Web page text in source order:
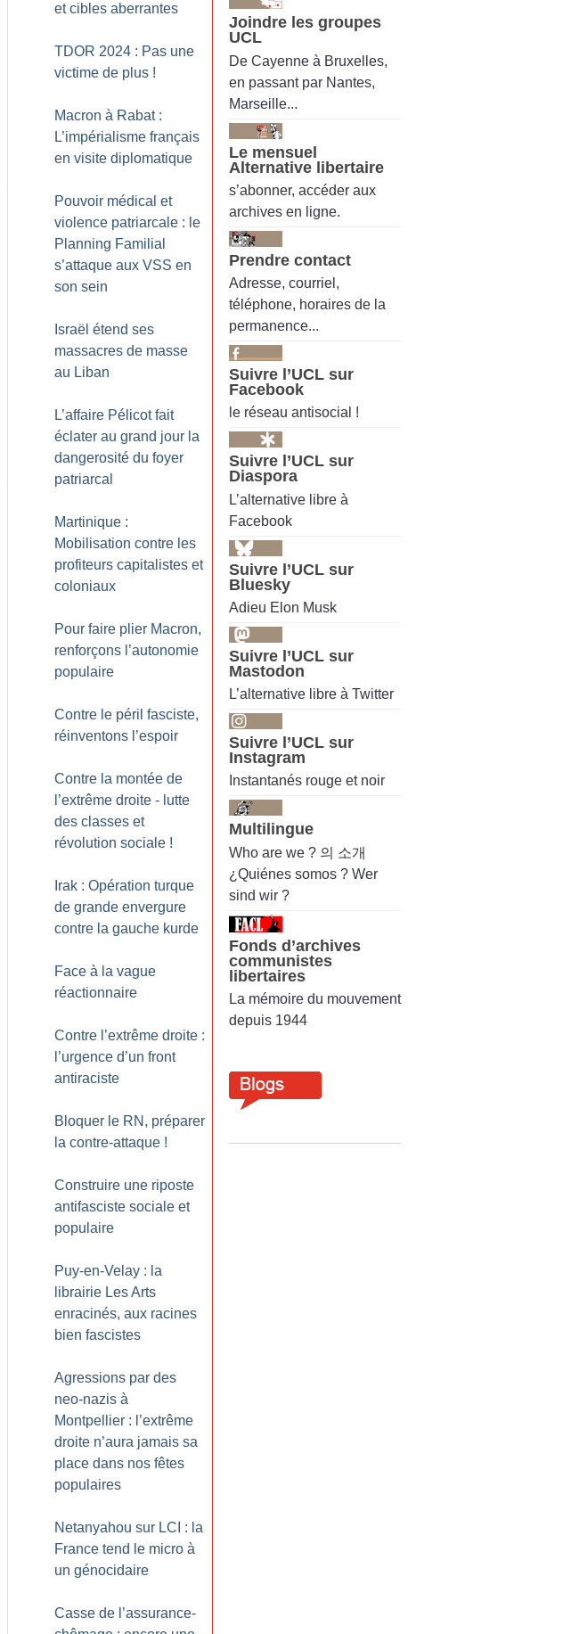
et cibles aberrantes
TDOR 2024 : Pas une
victime de plus !
Macron à Rabat :
L’impérialisme français
en visite diplomatique
Pouvoir médical et
violence patriarcale : le
Planning Familial
s’attaque aux VSS en
son sein
Israël étend ses
massacres de masse
au Liban
L’affaire Pélicot fait
éclater au grand jour la
dangerosité du foyer
patriarcal
Martinique :
Mobilisation contre les
profiteurs capitalistes et
coloniaux
Pour faire plier Macron,
renforçons l’autonomie
populaire
Contre le péril fasciste,
réinventons l’espoir
Contre la montée de
l’extrême droite - lutte
des classes et
révolution sociale !
Irak : Opération turque
de grande envergure
contre la gauche kurde
Face à la vague
réactionnaire
Contre l’extrême droite :
l’urgence d’un front
antiraciste
Bloquer le RN, préparer
la contre-attaque !
Construire une riposte
antifasciste sociale et
populaire
Puy-en-Velay : la
librairie Les Arts
enracinés, aux racines
bien fascistes
Agressions par des
neo-nazis à
Montpellier : l’extrême
droite n’aura jamais sa
place dans nos fêtes
populaires
Netanyahou sur LCI : la
France tend le micro à
un génocidaire
Casse de l’assurance-
Joindre les groupes
UCL
De Cayenne à Bruxelles,
en passant par Nantes,
Marseille...
Le mensuel
Alternative libertaire
s’abonner, accéder aux
archives en ligne.
Prendre contact
Adresse, courriel,
téléphone, horaires de la
permanence...
Suivre l’UCL sur
Facebook
le réseau antisocial !
Suivre l’UCL sur
Diaspora
L’alternative libre à
Facebook
Suivre l’UCL sur
Bluesky
Adieu Elon Musk
Suivre l’UCL sur
Mastodon
L’alternative libre à Twitter
Suivre l’UCL sur
Instagram
Instantanés rouge et noir
Multilingue
Who are we ? 의 소개
¿Quiénes somos ? Wer
sind wir ?
Fonds d’archives
communistes
libertaires
La mémoire du mouvement
depuis 1944